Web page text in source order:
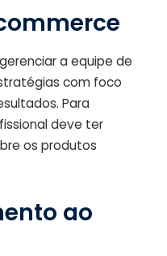
a equipe de
com foco
Para
deve ter
os produtos
ao